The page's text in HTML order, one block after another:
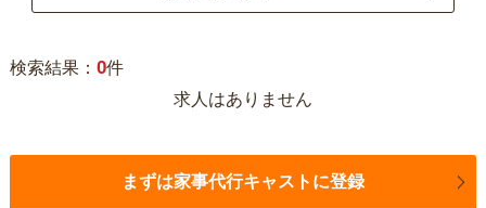
検索結果： 0件
求人はありません
まずは家事代行キャストに登録